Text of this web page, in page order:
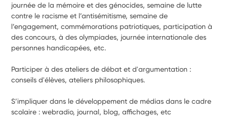
journée de la mémoire et des génocides, semaine de lutte
contre le racisme et l’antisémitisme, semaine de
l’engagement, commémorations patriotiques, participation à
des concours, à des olympiades, journée internationale des
personnes handicapées, etc.
Participer à des ateliers de débat et d'argumentation :
conseils d'élèves, ateliers philosophiques.
S’impliquer dans le développement de médias dans le cadre
scolaire : webradio, journal, blog, affichages, etc